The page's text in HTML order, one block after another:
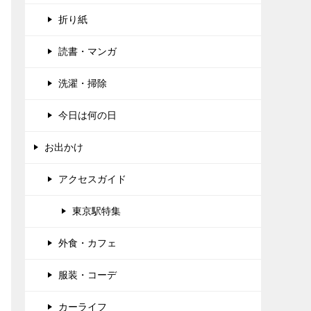
折り紙
読書・マンガ
洗濯・掃除
今日は何の日
お出かけ
アクセスガイド
東京駅特集
外食・カフェ
服装・コーデ
カーライフ